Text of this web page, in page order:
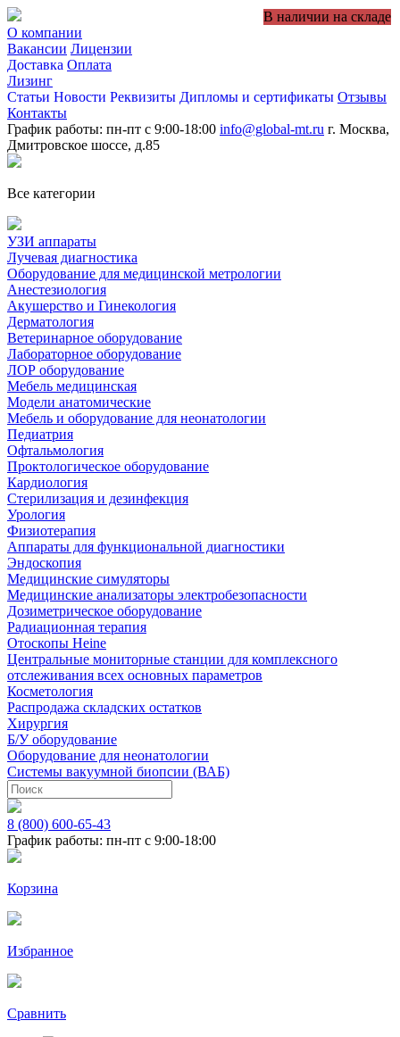
О компании
Вакансии Лицензии
Доставка Оплата
Лизинг
Статьи Новости Реквизиты Дипломы и сертификаты Отзывы
Контакты
График работы: пн-пт с 9:00-18:00 info@global-mt.ru г. Москва,
Дмитровское шоссе, д.85
Все категории
УЗИ аппараты
Лучевая диагностика
Оборудование для медицинской метрологии
Анестезиология
Акушерство и Гинекология
Дерматология
Ветеринарное оборудование
Лабораторное оборудование
ЛОР оборудование
Мебель медицинская
Модели анатомические
Мебель и оборудование для неонатологии
Педиатрия
Офтальмология
Проктологическое оборудование
Кардиология
Стерилизация и дезинфекция
Урология
Физиотерапия
Аппараты для функциональной диагностики
Эндоскопия
Медицинские симуляторы
Медицинские анализаторы электробезопасности
Дозиметрическое оборудование
Радиационная терапия
Отоскопы Heine
Центральные мониторные станции для комплексного
отслеживания всех основных параметров
Косметология
Распродажа складских остатков
Хирургия
Б/У оборудование
Оборудование для неонатологии
Системы вакуумной биопсии (ВАБ)
8 (800) 600-65-43
График работы: пн-пт с 9:00-18:00
Корзина
Избранное
Сравнить
В наличии на складе